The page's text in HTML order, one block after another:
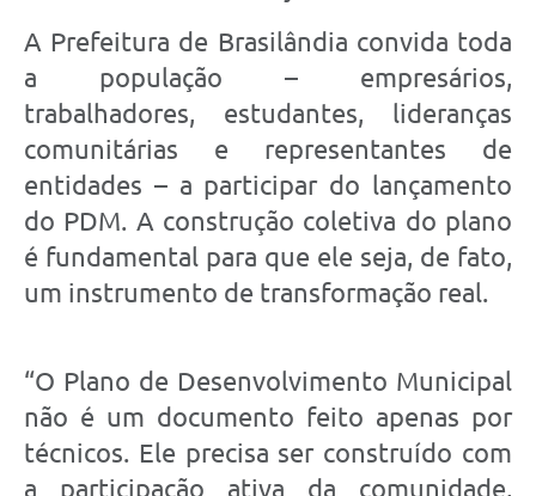
A Prefeitura de Brasilândia convida toda
a população – empresários,
trabalhadores, estudantes, lideranças
comunitárias e representantes de
entidades – a participar do lançamento
do PDM. A construção coletiva do plano
é fundamental para que ele seja, de fato,
um instrumento de transformação real.
“O Plano de Desenvolvimento Municipal
não é um documento feito apenas por
técnicos. Ele precisa ser construído com
a participação ativa da comunidade,